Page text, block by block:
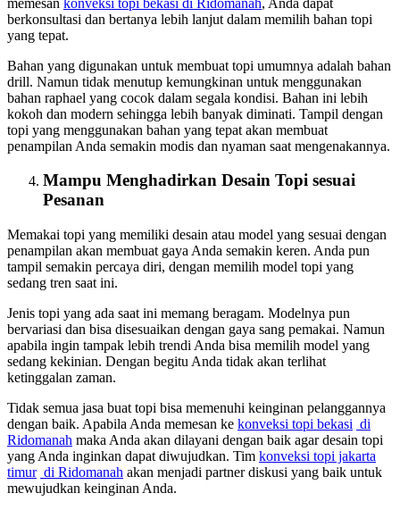
berkonsultasi dan bertanya lebih lanjut dalam memilih bahan topi
yang tepat.
Bahan yang digunakan untuk membuat topi umumnya adalah bahan
drill. Namun tidak menutup kemungkinan untuk menggunakan
bahan raphael yang cocok dalam segala kondisi. Bahan ini lebih
kokoh dan modern sehingga lebih banyak diminati. Tampil dengan
topi yang menggunakan bahan yang tepat akan membuat
penampilan Anda semakin modis dan nyaman saat mengenakannya.
Mampu Menghadirkan Desain Topi sesuai
Pesanan
Memakai topi yang memiliki desain atau model yang sesuai dengan
penampilan akan membuat gaya Anda semakin keren. Anda pun
tampil semakin percaya diri, dengan memilih model topi yang
sedang tren saat ini.
Jenis topi yang ada saat ini memang beragam. Modelnya pun
bervariasi dan bisa disesuaikan dengan gaya sang pemakai. Namun
apabila ingin tampak lebih trendi Anda bisa memilih model yang
sedang kekinian. Dengan begitu Anda tidak akan terlihat
ketinggalan zaman.
Tidak semua jasa buat topi bisa memenuhi keinginan pelanggannya
dengan baik. Apabila Anda memesan ke konveksi topi bekasi di
Ridomanah maka Anda akan dilayani dengan baik agar desain topi
yang Anda inginkan dapat diwujudkan. Tim konveksi topi jakarta
timur di Ridomanah akan menjadi partner diskusi yang baik untuk
mewujudkan keinginan Anda.